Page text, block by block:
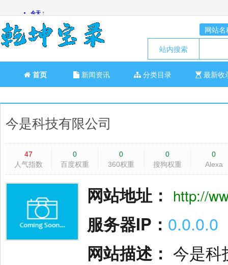
网站名
站内搜索
首页 新闻资讯 分类目录 最新收
今是科技有限公司
47
人气指数
0
百度权重
0
360权重
0
搜狗权重
0
Alexa
网站地址： http://
服务器IP： 0.0.0.0
网站描述： 今是科